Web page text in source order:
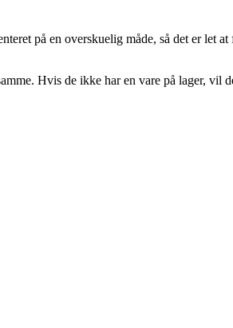
på en overskuelig måde, så det er let
Hvis de ikke har en vare på lager, vil